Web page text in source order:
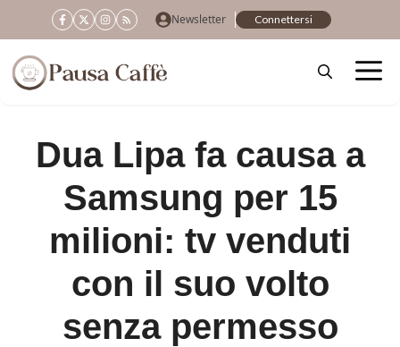
al
contenuto
Newsletter Connettersi
Dua Lipa fa causa a
Samsung per 15
milioni: tv venduti
con il suo volto
senza permesso